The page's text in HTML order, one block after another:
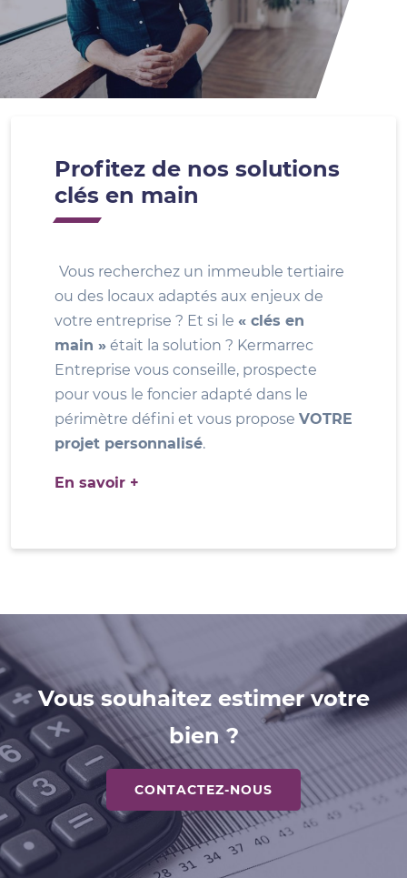
Profitez de nos solutions
clés en main
Vous recherchez un immeuble tertiaire
ou des locaux adaptés aux enjeux de
votre entreprise ? Et si le « clés en
main » était la solution ? Kermarrec
Entreprise vous conseille, prospecte
pour vous le foncier adapté dans le
périmètre défini et vous propose VOTRE
projet personnalisé.
En savoir +
Vous souhaitez estimer votre
bien ?
CONTACTEZ-NOUS